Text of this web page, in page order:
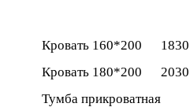
Кровать 160*200
Кровать 180*200
Тумба